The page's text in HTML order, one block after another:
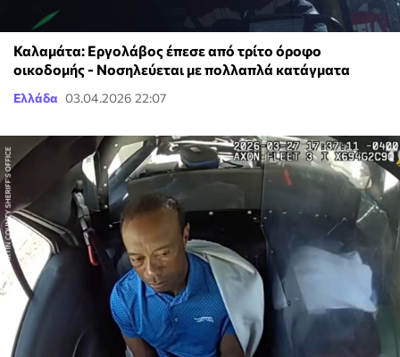
Καλαμάτα: Εργολάβος έπεσε από τρίτο όροφο
οικοδομής - Νοσηλεύεται με πολλαπλά κατάγματα
Ελλάδα 03.04.2026 22:07